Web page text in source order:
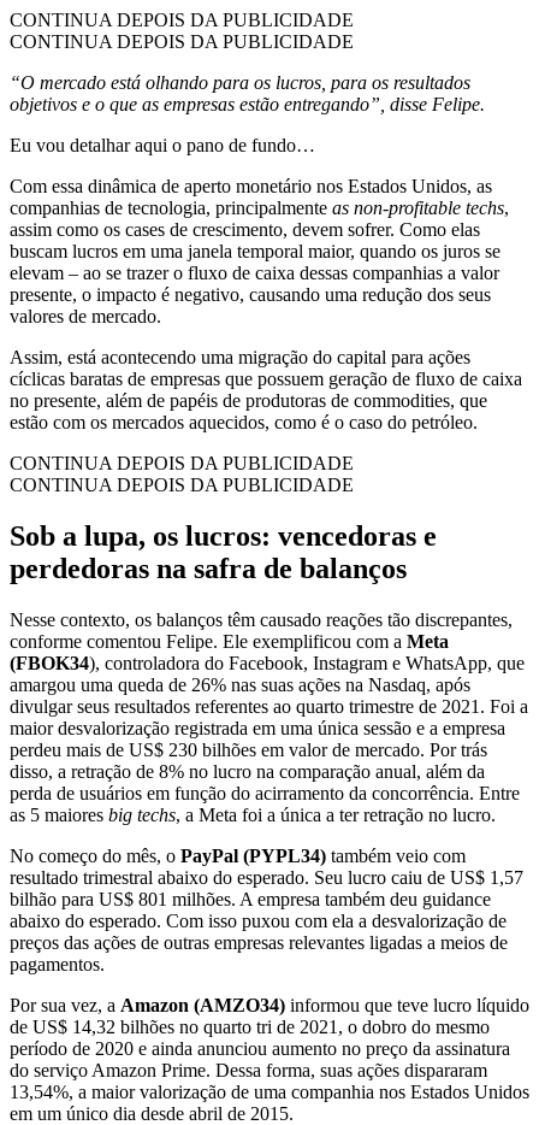
CONTINUA DEPOIS DA PUBLICIDADE
CONTINUA DEPOIS DA PUBLICIDADE
“O mercado está olhando para os lucros, para os resultados
objetivos e o que as empresas estão entregando”, disse Felipe.
Eu vou detalhar aqui o pano de fundo…
Com essa dinâmica de aperto monetário nos Estados Unidos, as
companhias de tecnologia, principalmente as non-profitable techs,
assim como os cases de crescimento, devem sofrer. Como elas
buscam lucros em uma janela temporal maior, quando os juros se
elevam – ao se trazer o fluxo de caixa dessas companhias a valor
presente, o impacto é negativo, causando uma redução dos seus
valores de mercado.
Assim, está acontecendo uma migração do capital para ações
cíclicas baratas de empresas que possuem geração de fluxo de caixa
no presente, além de papéis de produtoras de commodities, que
estão com os mercados aquecidos, como é o caso do petróleo.
CONTINUA DEPOIS DA PUBLICIDADE
CONTINUA DEPOIS DA PUBLICIDADE
Sob a lupa, os lucros: vencedoras e
perdedoras na safra de balanços
Nesse contexto, os balanços têm causado reações tão discrepantes,
conforme comentou Felipe. Ele exemplificou com a Meta
(FBOK34), controladora do Facebook, Instagram e WhatsApp, que
amargou uma queda de 26% nas suas ações na Nasdaq, após
divulgar seus resultados referentes ao quarto trimestre de 2021. Foi a
maior desvalorização registrada em uma única sessão e a empresa
perdeu mais de US$ 230 bilhões em valor de mercado. Por trás
disso, a retração de 8% no lucro na comparação anual, além da
perda de usuários em função do acirramento da concorrência. Entre
as 5 maiores big techs, a Meta foi a única a ter retração no lucro.
No começo do mês, o PayPal (PYPL34) também veio com
resultado trimestral abaixo do esperado. Seu lucro caiu de US$ 1,57
bilhão para US$ 801 milhões. A empresa também deu guidance
abaixo do esperado. Com isso puxou com ela a desvalorização de
preços das ações de outras empresas relevantes ligadas a meios de
pagamentos.
Por sua vez, a Amazon (AMZO34) informou que teve lucro líquido
de US$ 14,32 bilhões no quarto tri de 2021, o dobro do mesmo
período de 2020 e ainda anunciou aumento no preço da assinatura
do serviço Amazon Prime. Dessa forma, suas ações dispararam
13,54%, a maior valorização de uma companhia nos Estados Unidos
em um único dia desde abril de 2015.